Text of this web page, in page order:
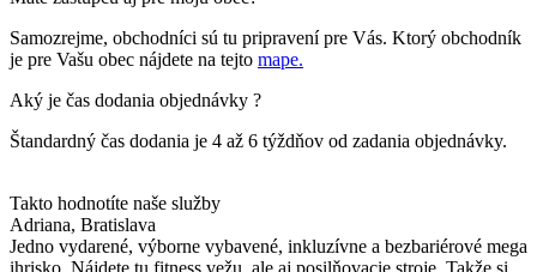
Samozrejme, obchodníci sú tu pripravení pre Vás. Ktorý obchodník
je pre Vašu obec nájdete na tejto mape.
Aký je čas dodania objednávky ?
Štandardný čas dodania je 4 až 6 týždňov od zadania objednávky.
Takto hodnotíte naše služby
Adriana, Bratislava
Jedno vydarené, výborne vybavené, inkluzívne a bezbariérové mega
ihrisko. Nájdete tu fitness vežu, ale aj posilňovacie stroje. Takže si